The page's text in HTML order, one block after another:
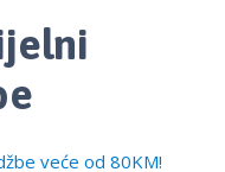
veće od 80KM!